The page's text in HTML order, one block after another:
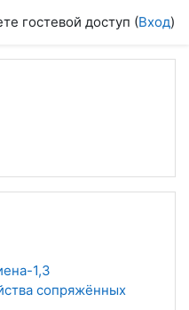
гостевой доступ (Вход)
1,3
сопряжённых